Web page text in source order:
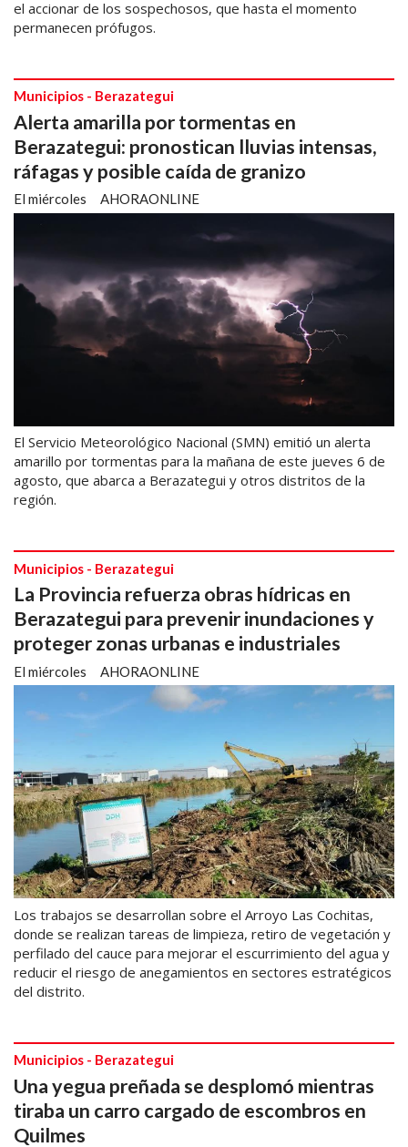
el accionar de los sospechosos, que hasta el momento
permanecen prófugos.
Alerta amarilla por tormentas en
Berazategui: pronostican lluvias intensas,
ráfagas y posible caída de granizo
AHORAONLINE
Municipios - Berazategui
El miércoles
El Servicio Meteorológico Nacional (SMN) emitió un alerta
amarillo por tormentas para la mañana de este jueves 6 de
agosto, que abarca a Berazategui y otros distritos de la
región.
La Provincia refuerza obras hídricas en
Berazategui para prevenir inundaciones y
proteger zonas urbanas e industriales
AHORAONLINE
Municipios - Berazategui
El miércoles
Los trabajos se desarrollan sobre el Arroyo Las Cochitas,
donde se realizan tareas de limpieza, retiro de vegetación y
perfilado del cauce para mejorar el escurrimiento del agua y
reducir el riesgo de anegamientos en sectores estratégicos
del distrito.
Una yegua preñada se desplomó mientras
tiraba un carro cargado de escombros en
Quilmes
Municipios - Berazategui